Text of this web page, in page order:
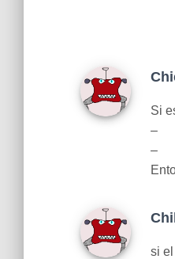
Si
–
–
si